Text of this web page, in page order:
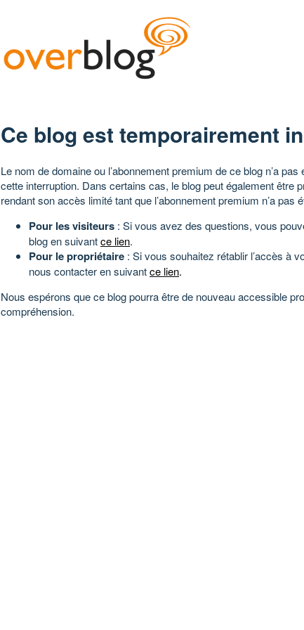
Ce blog est temporairement
Le nom de domaine ou l’abonnement premium de ce blog n’a
cette interruption. Dans certains cas, le blog peut également être
rendant son accès limité tant que l’abonnement premium n’a pas
Pour les visiteurs : Si vous avez des questions, vous
blog en suivantce lien.
Pour le propriétaire : Si vous souhaitez rétablir l’accès à
nous contacter en suivantce lien.
Nous espérons que ce blog pourra être de nouveau accessible
compréhension.